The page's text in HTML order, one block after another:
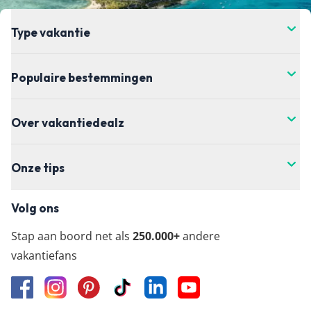
de meest actuele vanaf-prijs kun je het beste
wil boeken.
Type vakantie
Populaire bestemmingen
Over vakantiedealz
Onze tips
Volg ons
Stap aan boord net als 250.000+andere
vakantiefans